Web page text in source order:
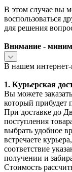
В этом случае вы
воспользоваться
для решения
Внимание -
В нашем интернет-
1. Курьерская
Вы можете
который прибудет
При доставке до
поступления
выбрать удобное
встречаете
соответствие
получении и
Стоимость